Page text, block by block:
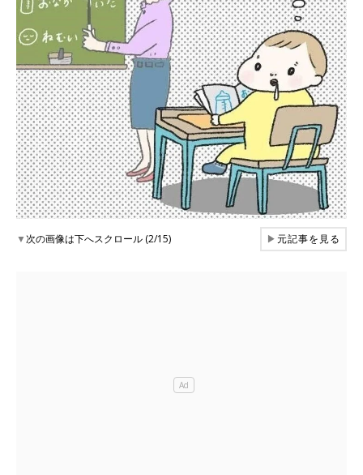
▼次の画像は下へスクロール (2/15) ▶元記事を見る